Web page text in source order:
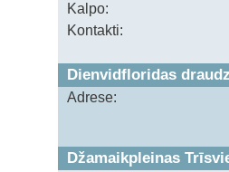
Kalpo:
Kontakti:
Dienvidfloridas
Adrese:
Džamaikpleinas